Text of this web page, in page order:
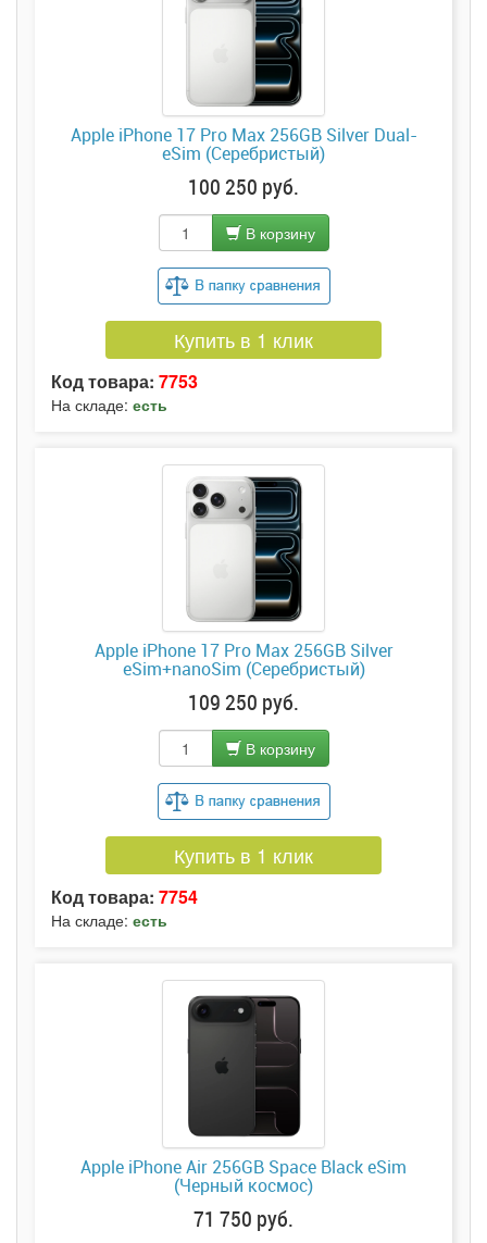
Apple iPhone 17 Pro Max 256GB Silver Dual-
eSim (Серебристый)
100 250 руб.
В корзину
Купить в 1 клик
Код товара: 7753
На складе: есть
Apple iPhone 17 Pro Max 256GB Silver
eSim+nanoSim (Серебристый)
109 250 руб.
В корзину
Купить в 1 клик
Код товара: 7754
На складе: есть
Apple iPhone Air 256GB Space Black eSim
(Черный космос)
71 750 руб.